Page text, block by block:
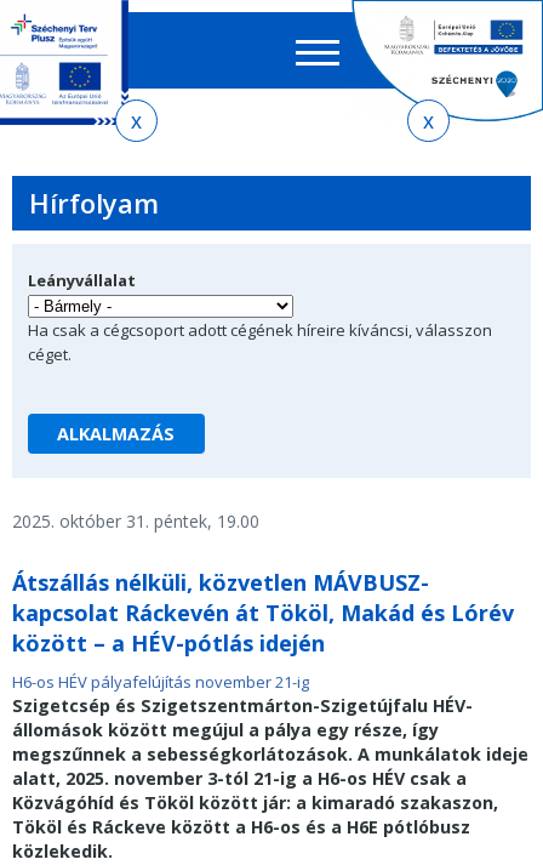
almenühöz
tartalomra
oldaltérképre
EN HU
űrlap
Hírfolyam
Leányvállalat
Ha csak a cégcsoport adott cégének híreire kíváncsi, válasszon
céget.
2025. október 31. péntek, 19.00
Átszállás nélküli, közvetlen MÁVBUSZ-
kapcsolat Ráckevén át Tököl, Makád és Lórév
között – a HÉV-pótlás idején
H6-os HÉV pályafelújítás november 21-ig
Szigetcsép és Szigetszentmárton-Szigetújfalu HÉV-
állomások között megújul a pálya egy része, így
megszűnnek a sebességkorlátozások. A munkálatok ideje
alatt, 2025. november 3-tól 21-ig a H6-os HÉV csak a
Közvágóhíd és Tököl között jár: a kimaradó szakaszon,
Tököl és Ráckeve között a H6-os és a H6E pótlóbusz
közlekedik.